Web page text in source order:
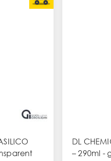
DL
– 290ml -